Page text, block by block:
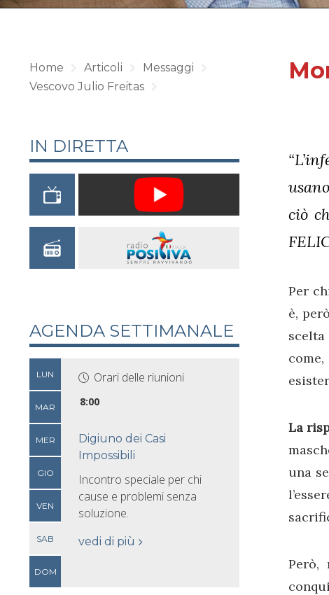
ciò
Per
è,
La
una
Home Articoli
Messaggi
Vescovo Julio Freitas
IN DIRETTA
AGENDA SETTIMANALE
LUN
MAR
MER
GIO
VEN
SAB
DOM
Orari delle riunioni
8:00
Digiuno dei Casi
Impossibili
Incontro speciale per chi
cause e problemi senza
soluzione.
vedi di più